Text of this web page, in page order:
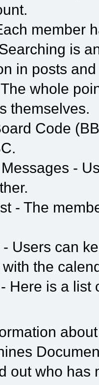
member
is
in posts
whole
themselves.
Code
-
- The
Users can
the
Here is a list
out who has